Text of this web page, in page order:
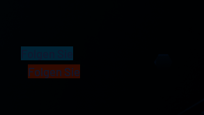
Folgen Sie